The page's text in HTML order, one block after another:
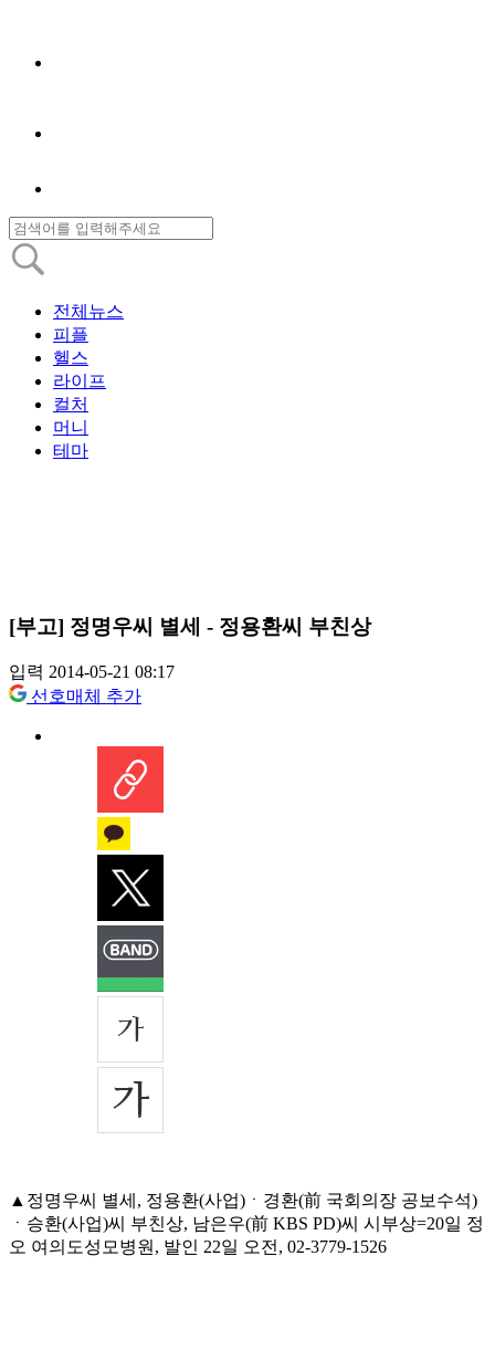
전체뉴스
피플
헬스
라이프
컬처
머니
테마
[부고] 정명우씨 별세 - 정용환씨 부친상
입력 2014-05-21 08:17
선호매체 추가
▲정명우씨 별세, 정용환(사업)ㆍ경환(前 국회의장 공보수석)
ㆍ승환(사업)씨 부친상, 남은우(前 KBS PD)씨 시부상=20일 정
오 여의도성모병원, 발인 22일 오전, 02-3779-1526